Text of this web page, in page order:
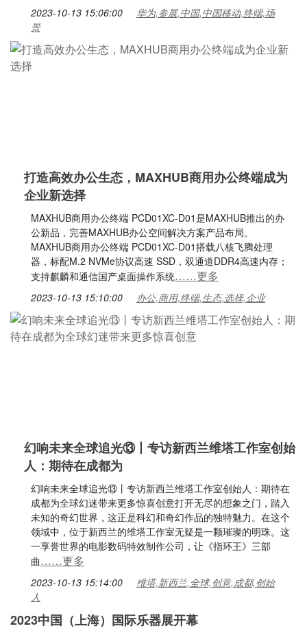
2023-10-13 15:06:00
华为,参展,中国,中国移动,终端,场
景
打造高效办公生态，MAXHUB商用办公终端成为
企业新选择
MAXHUB商用办公终端 PCD01XC-D01是MAXHUB推出的办
公新品，完善MAXHUB办公空间解决方案产品布局。
MAXHUB商用办公终端 PCD01XC-D01搭载八核飞腾处理
器，标配M.2 NVMe协议高速 SSD，双通道DDR4高速内存；
支持麒麟和通信国产桌面操作系统……更多
2023-10-13 15:10:00 办公,商用,终端,生态,选择,企业
幻响未来全球追光⑬丨专访新西兰维塔工作室创始
人：期待在成都为
幻响未来全球追光⑬丨专访新西兰维塔工作室创始人：期待在
成都为全球幻迷带来更多惊喜创意打开无尽的想象之门，踏入
未知的奇幻世界，这正是科幻和奇幻作品的独特魅力。在这个
领域中，位于新西兰的维塔工作室无疑是一颗璀璨的明珠。这
一享誉世界的电影数码特效制作公司，让《指环王》三部
曲……更多
2023-10-13 15:14:00
维塔,新西兰,全球,创意,成都,创始
人
2023中国（上海）国际乐器展开幕